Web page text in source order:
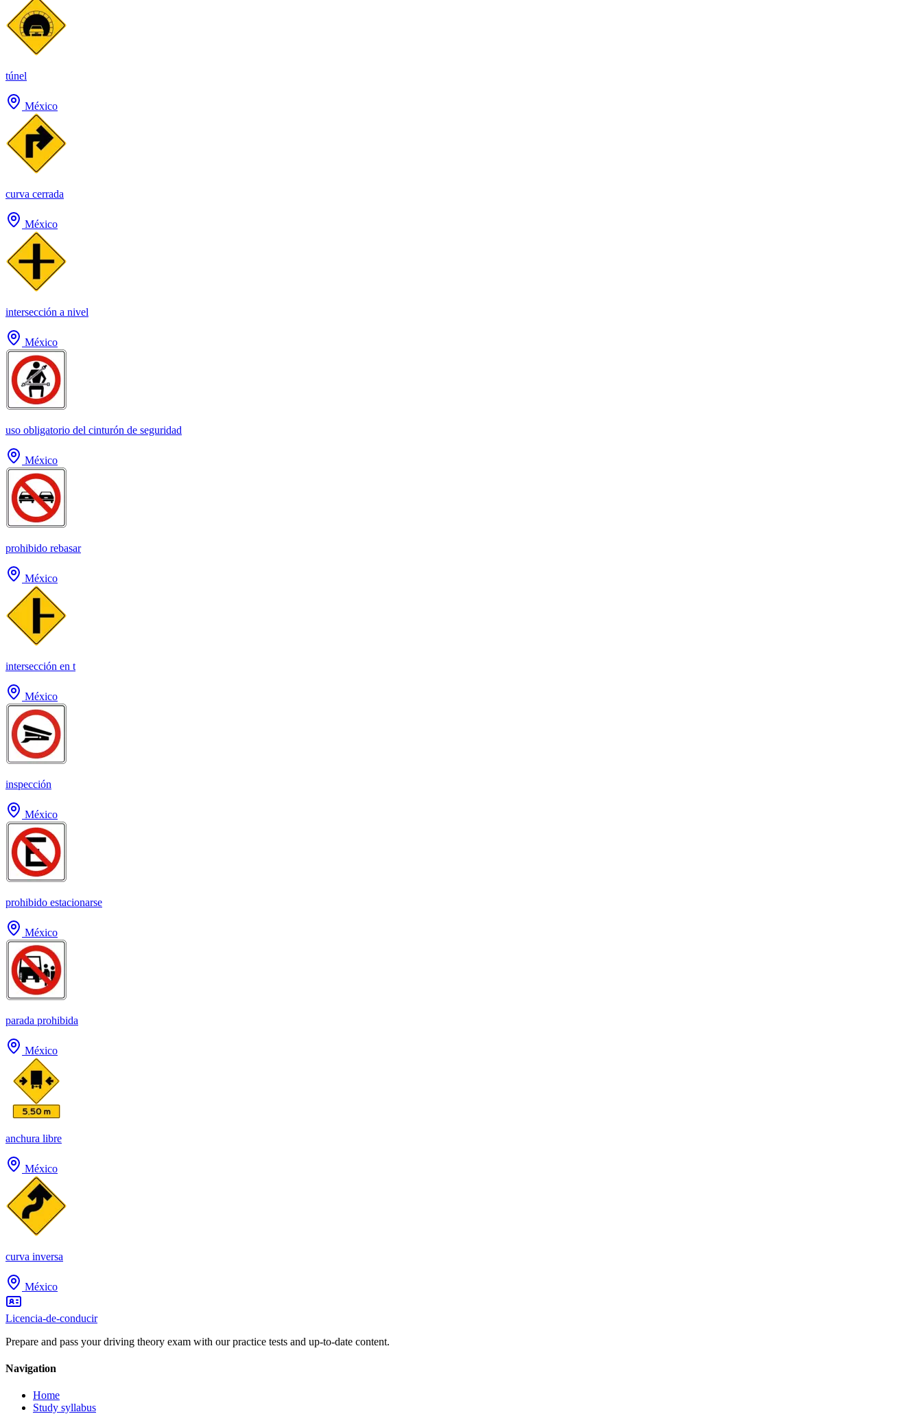
túnel
México
curva cerrada
México
intersección a nivel
México
uso obligatorio del cinturón de seguridad
México
prohibido rebasar
México
intersección en t
México
inspección
México
prohibido estacionarse
México
parada prohibida
México
anchura libre
México
curva inversa
México
Licencia-de-conducir
Prepare and pass your driving theory exam with our practice tests and up-to-date content.
Navigation
Home
Study syllabus